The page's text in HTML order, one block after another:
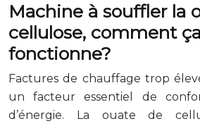
Machine à souffler la
cellulose, comment ça
fonctionne?
Factures de chauffage trop
un facteur essentiel de
d’énergie. La ouate de